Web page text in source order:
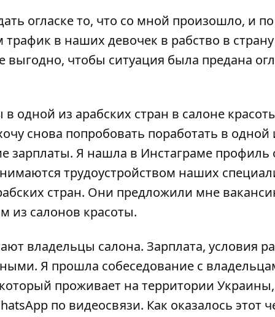
огласке то, что со мной произошло, и по
в наших девочек в рабство в
чтобы ситуация была предана
одной из арабских стран в салоне
снова попробовать поработать в одной
зарплаты. Я нашла в Инстаграме профиль
трудоустройством наших
стран. Они предложили мне
из салонов красоты.
владельцы салона. Зарплата, условия
Я прошла собеседование с
проживает на территории
по видеосвязи. Как оказалось этот